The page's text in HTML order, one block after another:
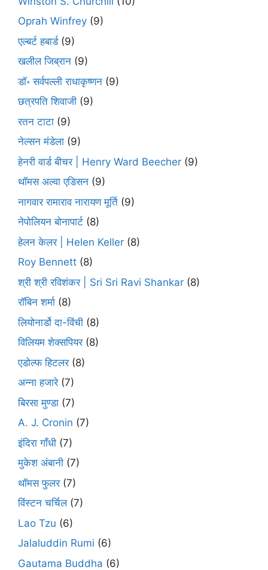
Oprah Winfrey (9)
एल्बर्ट हबार्ड(9)
खलील जिब्रान (9)
डॉ॰ सर्वपल्ली राधाकृष्णन (9)
छत्रपति शिवाजी (9)
रतन टाटा (9)
नेल्सन मंडेला (9)
हेनरी वार्ड बीचर | Henry Ward Beecher (9)
थॉमस अल्वा एडिसन (9)
नागवार रामाराव नारायण मूर्ति (9)
नेपोलियन बोनापार्ट (8)
हेलन केलर | Helen Keller (8)
Roy Bennett (8)
श्री श्री रविशंकर | Sri Sri Ravi Shankar (8)
रॉबिन शर्मा (8)
लियोनार्डो दा-विंची (8)
विलियम शेक्सपियर(8)
एडोल्फ हिटलर(8)
अन्ना हजारे(7)
बिरसा मुण्डा (7)
A. J. Cronin (7)
इंदिरा गाँधी (7)
मुकेश अंबानी (7)
थॉमस फुलर(7)
विंस्टन चर्चिल(7)
Lao Tzu (6)
Jalaluddin Rumi (6)
Gautama Buddha (6)